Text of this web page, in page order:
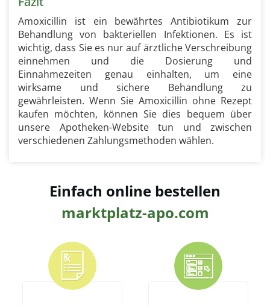
Amoxicillin ist ein bewährtes Antibiotikum zur
Behandlung von bakteriellen Infektionen. Es ist
wichtig, dass Sie es nur auf ärztliche Verschreibung
einnehmen und die Dosierung und
Einnahmezeiten genau einhalten, um eine
wirksame und sichere Behandlung zu
gewährleisten. Wenn Sie Amoxicillin ohne Rezept
kaufen möchten, können Sie dies bequem über
unsere Apotheken-Website tun und zwischen
verschiedenen Zahlungsmethoden wählen.
Einfach online bestellen
marktplatz-apo.com